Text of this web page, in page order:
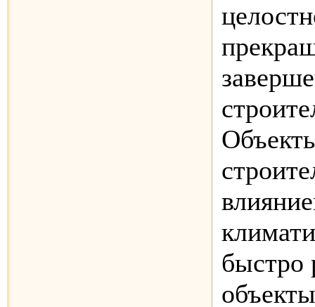
быстро